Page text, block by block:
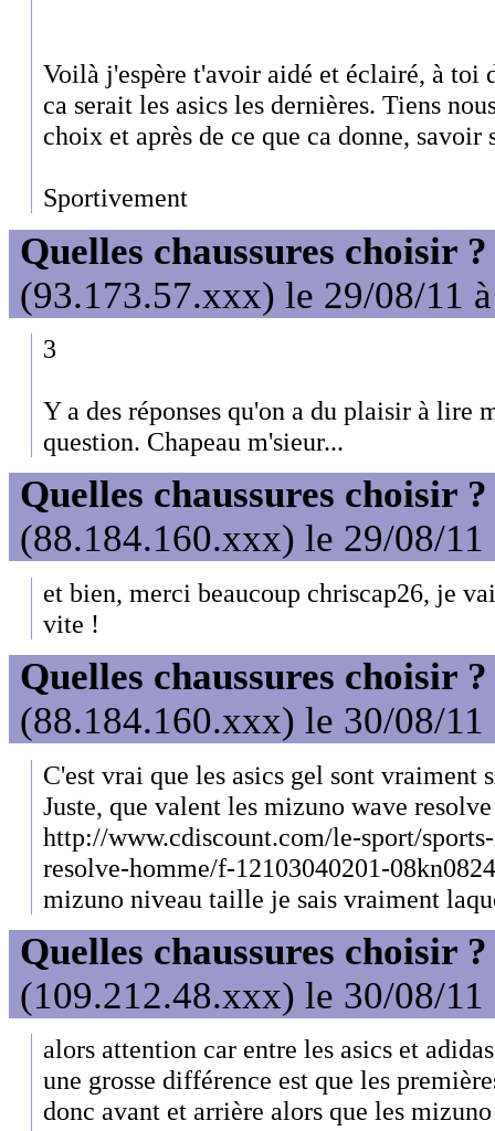
Voilà j'espère t'avoir aidé et éclairé, à toi
ca serait les asics les dernières. Tiens
choix et après de ce que ca donne, savoir
Sportivement
Quelles chaussures choisir ?
(93.173.57.xxx) le 29/08/11
3
Y a des réponses qu'on a du plaisir à lire
question. Chapeau m'sieur...
Quelles chaussures choisir ?
(88.184.160.xxx) le 29/08/11
et bien, merci beaucoup chriscap26, je
vite !
Quelles chaussures choisir ?
(88.184.160.xxx) le 30/08/11
C'est vrai que les asics gel sont vraiment
Juste, que valent les mizuno wave resolve
http://www.cdiscount.com/le-sport/
resolve-homme/f-12103040201-
mizuno niveau taille je sais vraiment
Quelles chaussures choisir ?
(109.212.48.xxx) le 30/08/11
alors attention car entre les asics et
une grosse différence est que les
donc avant et arrière alors que les